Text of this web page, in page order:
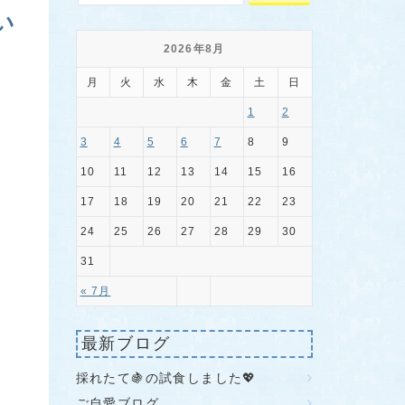
2026年8月
月 火 水 木 金 土 日
« 7月
1 2
3 4 5 6 7 8 9
10 11 12 13 14 15 16
17 18 19 20 21 22 23
24 25 26 27 28 29 30
31
最新ブログ
採れたて🍇の試食しました💖